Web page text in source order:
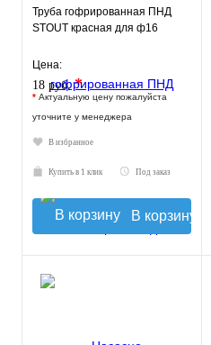
Труба гофрированная ПНД
STOUT красная для ф16
Цена:
18 руб.*
* Актуальную цену пожалуйста
уточните у менеджера
В избранное
Купить в 1 клик Под заказ
В корзину